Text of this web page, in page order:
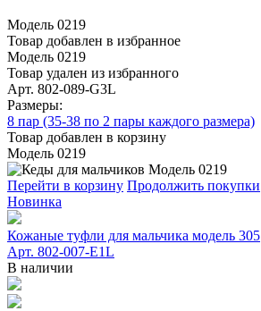
Модель 0219
Товар добавлен в избранное
Модель 0219
Товар удален из избранного
Арт. 802-089-G3L
Размеры:
8 пар (35-38 по 2 пары каждого размера)
Товар добавлен в корзину
Модель 0219
Перейти в корзину Продолжить покупки
Новинка
Кожаные туфли для мальчика модель 305
Арт. 802-007-E1L
В наличии